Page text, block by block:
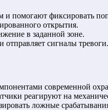
помогают фиксировать
открытия.
в заданной зоне.
сигналы тревоги.
современной
реагируют на
ложные